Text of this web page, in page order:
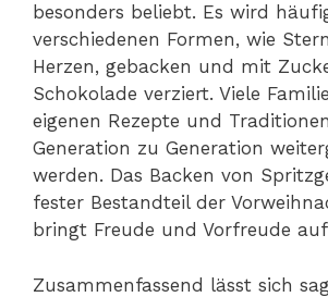
besonders beliebt. Es wird
verschiedenen Formen, wie
Herzen, gebacken und mit
Schokolade verziert. Viele
eigenen Rezepte und
Generation zu Generation
werden. Das Backen von
fester Bestandteil der
bringt Freude und Vorfreude auf
Zusammenfassend lässt sich